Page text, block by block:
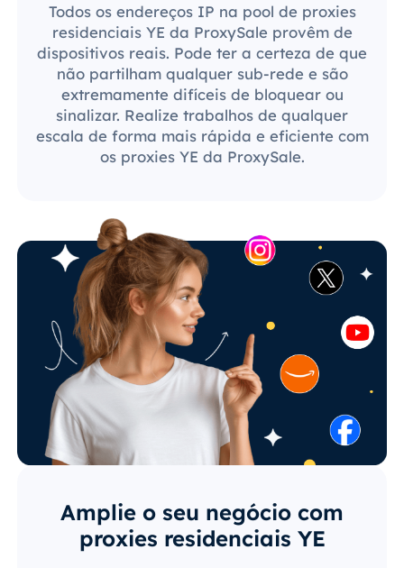
Todos os endereços IP na pool de proxies
residenciais YE da ProxySale provêm de
dispositivos reais. Pode ter a certeza de que
não partilham qualquer sub-rede e são
extremamente difíceis de bloquear ou
sinalizar. Realize trabalhos de qualquer
escala de forma mais rápida e eficiente com
os proxies YE da ProxySale.
Amplie o seu negócio com
proxies residenciais YE